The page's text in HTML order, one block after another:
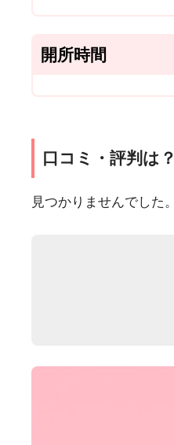
開所時間
口コミ・評判は？
見つかりませんでした。